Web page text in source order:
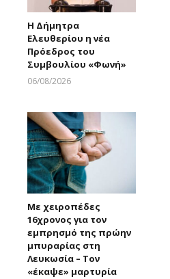
Η Δήμητρα
Ελευθερίου η νέα
Πρόεδρος του
Συμβουλίου «Φωνή»
06/08/2026
Με χειροπέδες
16χρονος για τον
εμπρησμό της πρώην
μπυραρίας στη
Λευκωσία – Τον
«έκαψε» μαρτυρία